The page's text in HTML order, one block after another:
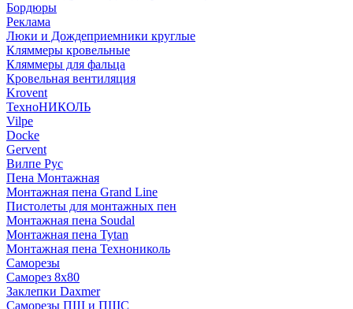
Бордюры
Рекламa
Люки и Дождеприемники круглые
Кляммеры кровельные
Кляммеры для фальца
Кровельная вентиляция
Krovent
ТехноНИКОЛЬ
Vilpe
Docke
Gervent
Вилпе Рус
Пена Монтажнaя
Монтажная пена Grand Linе
Пистолеты для монтажных пен
Монтажная пена Soudal
Монтажная пена Tytan
Монтажная пена Технониколь
Саморезы
Саморез 8х80
Заклепки Daxmer
Саморезы ПШ и ПШС